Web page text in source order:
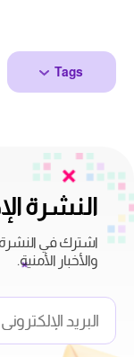
Tags
النشرة
اشترك في النشرة
والأخبار الأمنية.